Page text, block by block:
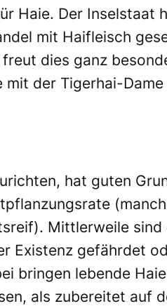
Haie. Der Inselstaat
mit Haifleisch
dies ganz
mit der Tigerhai-
hat guten
Mittlerweile
Existenz gefährdet
bringen lebende
als zubereitet auf